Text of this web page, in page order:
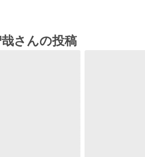
さんの投稿